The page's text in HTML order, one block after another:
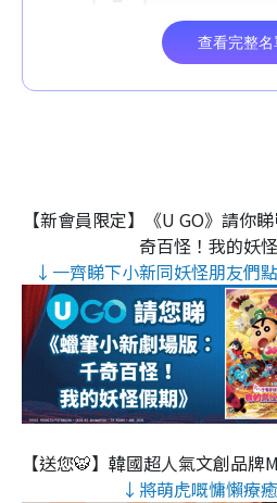
【新會員限定】《U GO》請你
奇百怪！我的妖
↓一齊睇下小新同妖怪朋友們
【送您🐯】韓國超人氣文創品牌
↓將萌虎嘅慵懶療